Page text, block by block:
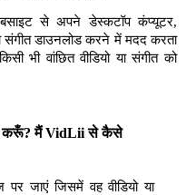
से अपने डेस्कटॉप कंप्यूटर,
संगीत डाउनलोड करने में मदद करता
भी वांछित वीडियो या संगीत को
करूँ? मैं VidLii से कैसे
जाएं जिसमें वह वीडियो या